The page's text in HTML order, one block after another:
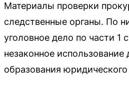
Материалы проверки
следственные органы. По
уголовное дело по части 1
незаконное использование
образования